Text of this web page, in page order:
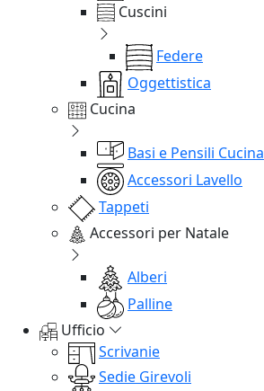
Cuscini
Federe
Oggettistica
Cucina
Basi e Pensili Cucina
Accessori Lavello
Tappeti
Accessori per Natale
Alberi
Palline
Ufficio
Scrivanie
Sedie Girevoli